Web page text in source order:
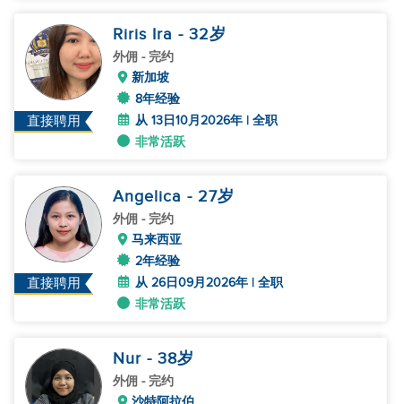
直接聘用
Riris Ira - 32岁
外佣 - 完约
新加坡
8年经验
从 13日10月2026年 | 全职
非常活跃
直接聘用
Angelica - 27岁
外佣 - 完约
马来西亚
2年经验
从 26日09月2026年 | 全职
非常活跃
Nur - 38岁
外佣 - 完约